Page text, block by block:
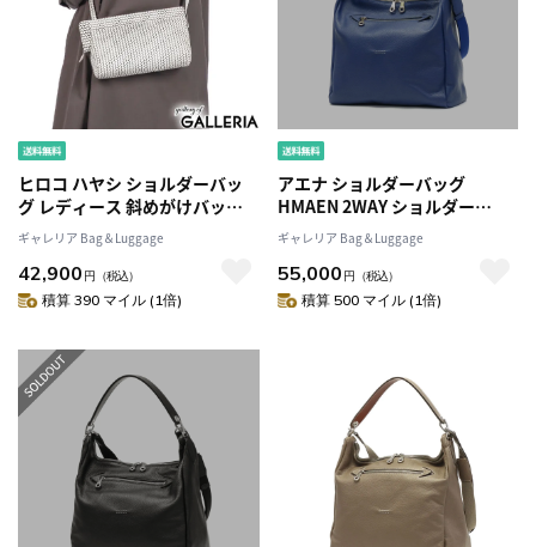
ヒロコ ハヤシ ショルダーバッ
グ レディース 斜めがけバッグ
ブランド HIROKO HAYASHI シ
ョルダー バッグ 斜めがけ 軽量
軽い 牛革 本革 レザー 大人 旅行
女性 ミニ 小さめ コンパクト 日
ギャレリア Bag＆Luggage
42,900 円 （税込）
積算 390 マイル (1倍)
アエナ ショルダーバッグ
HMAEN 2WAY ショルダー
Kaede 2nd カエデ トートバッ
グ 斜めがけ ハンドル B5 本革 革
レザー 日本製 メンズ レディー
ス
ギャレリア Bag＆Luggage
55,000 円 （税込）
積算 500 マイル (1倍)